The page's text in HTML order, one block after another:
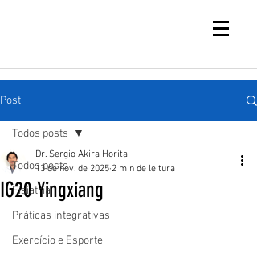
Post
Todos posts
Fisiatria
Práticas integrativas
Exercício e Esporte
Todos posts
IG20 Yingxiang
Dr. Sergio Akira Horita
13 de nov. de 2025 2 min de leitura